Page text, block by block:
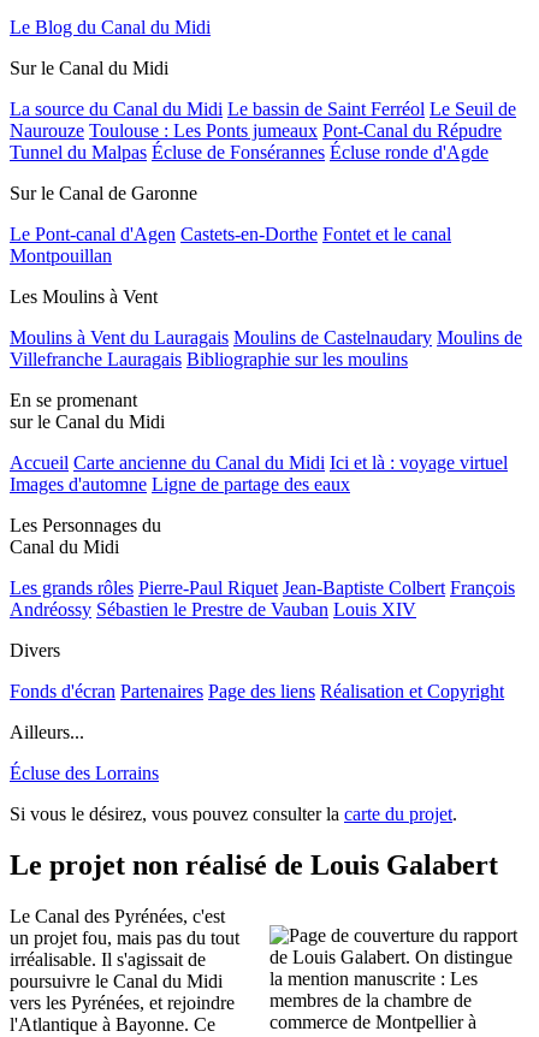
Le Blog du Canal du Midi
Sur le Canal du Midi
La source du Canal du Midi Le bassin de Saint Ferréol Le Seuil de
Naurouze Toulouse : Les Ponts jumeaux Pont-Canal du Répudre
Tunnel du Malpas Écluse de Fonsérannes Écluse ronde d'Agde
Sur le Canal de Garonne
Le Pont-canal d'Agen Castets-en-Dorthe Fontet et le canal
Montpouillan
Les Moulins à Vent
Moulins à Vent du Lauragais Moulins de Castelnaudary Moulins de
Villefranche Lauragais Bibliographie sur les moulins
En se promenant
sur le Canal du Midi
Accueil Carte ancienne du Canal du Midi Ici et là : voyage virtuel
Images d'automne Ligne de partage des eaux
Les Personnages du
Canal du Midi
Les grands rôles Pierre-Paul Riquet Jean-Baptiste Colbert François
Andréossy Sébastien le Prestre de Vauban Louis XIV
Divers
Fonds d'écran Partenaires Page des liens Réalisation et Copyright
Ailleurs...
Écluse des Lorrains
Si vous le désirez, vous pouvez consulter la carte du projet.
Le projet non réalisé de Louis Galabert
Le Canal des Pyrénées, c'est
un projet fou, mais pas du tout
irréalisable. Il s'agissait de
poursuivre le Canal du Midi
vers les Pyrénées, et rejoindre
l'Atlantique à Bayonne. Ce